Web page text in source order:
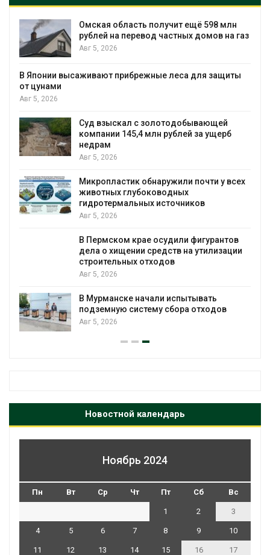
Омская область получит ещё 598 млн
рублей на перевод частных домов на газ
Авг 5, 2026
В Японии высаживают прибрежные леса для защиты
от цунами
Авг 5, 2026
Суд взыскал с золотодобывающей
компании 145,4 млн рублей за ущерб
недрам
Авг 5, 2026
Микропластик обнаружили почти у всех
животных глубоководных
гидротермальных источников
Авг 5, 2026
В Пермском крае осудили фигурантов
дела о хищении средств на утилизации
строительных отходов
Авг 5, 2026
В Мурманске начали испытывать
подземную систему сбора отходов
Авг 5, 2026
Новостной календарь
Ноябрь 2024
Пн Вт Ср Чт Пт Сб Вс
1 2 3
4 5 6 7 8 9 10
11 12 13 14 15 16 17